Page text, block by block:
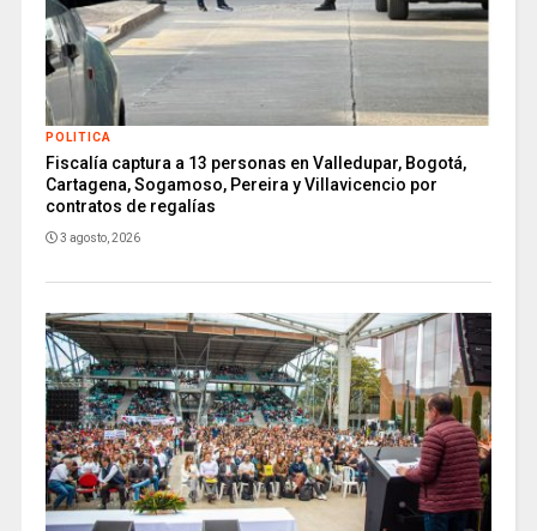
POLITICA
Fiscalía captura a 13 personas en Valledupar, Bogotá,
Cartagena, Sogamoso, Pereira y Villavicencio por
contratos de regalías
3 agosto, 2026